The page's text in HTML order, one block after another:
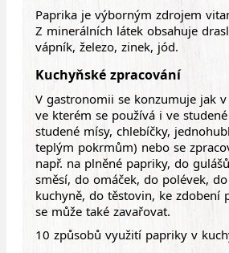
Paprika je výborným zdrojem
Z minerálních látek obsahuje
vápník, železo, zinek, jód.
Kuchyňské zpracování
V gastronomii se konzumuje jak
ve kterém se používá i ve
studené mísy, chlebíčky,
teplým pokrmům) nebo se
např. na plněné papriky, do
směsí, do omáček, do polévek,
kuchyně, do těstovin, ke zdobení
se může také zavařovat.
10 způsobů využití papriky v